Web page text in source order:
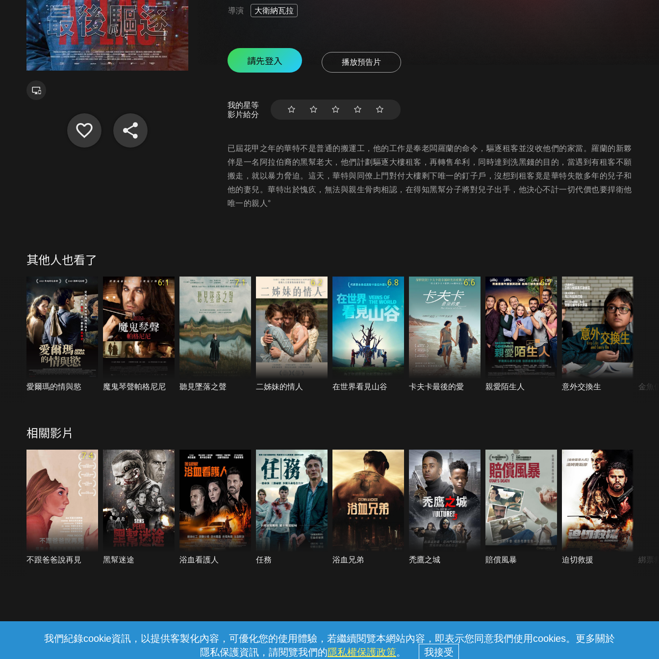
我們紀錄cookie資訊，以提供客製化內容，可優化您的使用體驗，若繼續閱覽本網站內容，即表示您同意我們使用cookies。更多關於
隱私保護資訊，請閱覽我們的隱私權保護政策。
導演 大衛納瓦拉
請先登入 播放預告片
我的星等
影片給分
已屆花甲之年的華特不是普通的搬運工，他的工作是奉老闆羅蘭的命令，驅逐租客並沒收他們的家當。羅蘭的新夥
伴是一名阿拉伯裔的黑幫老大，他們計劃驅逐大樓租客，再轉售牟利，同時達到洗黑錢的目的，當遇到有租客不願
搬走，就以暴力脅迫。這天，華特與同僚上門對付大樓剩下唯一的釘子戶，沒想到租客竟是華特失散多年的兒子和
他的妻兒。華特出於愧疚，無法與親生骨肉相認，在得知黑幫分子將對兒子出手，他決心不計一切代價也要捍衛他
唯一的親人°
其他人也看了
愛爾瑪的情與慾
6.1
魔鬼琴聲帕格尼尼
7.1
聽見墜落之聲
6.2
二姊妹的情人
6.8
在世界看見山谷
6.6
卡夫卡最後的愛
6.7
親愛陌生人 意外交換生 金魚
相關影片
7.4
不跟爸爸說再見 黑幫迷途 浴血看護人 任務 浴血兄弟 禿鷹之城 賠償風暴 迫切救援 綁票
線上客服 服務條款 隱私權保護
中華電信股份有限公司個人家庭分公司 (統一編號：96979949) © 2026